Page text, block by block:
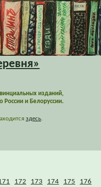
изданий,
России и Белоруссии.
здесь.
172 173 174 175
176